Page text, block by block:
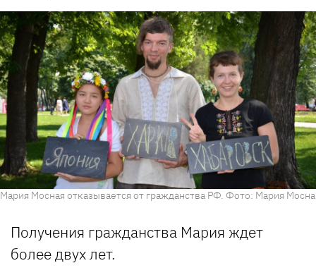
Мария Мосная отказывается от гражданства РФ. Фото: Мария Мосна
Получения гражданства Мария ждет
более двух лет.